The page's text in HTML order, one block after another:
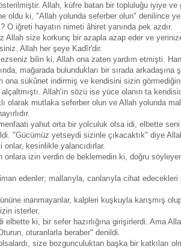
Allah, küfre batan bir topluluğu iyiye ve
oldu ki, "Allah yolunda seferber olun" denilince
O iğreti hayatın nimeti âhiret yanında pek azdır.
Allah size korkunç bir azapla azap eder ve
Allah her şeye Kadîr'dir.
bilin ki, Allah ona zaten yardım etmişti.
mağarada bulundukları bir sırada
ona sükûnet indirmiş ve kendisini sizin
Allah'ın sözü ise yüce olanın ta
olarak mutlaka seferber olun ve Allah yolunda
yahut orta bir yolculuk olsa idi, elbette
"Gücümüz yetseydi sizinle çıkacaktık" diye
kesinlikle yalancıdırlar.
onlara izin verdin de beklemedin ki, doğru
edenler; mallarıyla, canlarıyla cihat
inanmayanlar, kalpleri kuşkuyla karışmış
isterler.
elbette ki, bir sefer hazırlığına girişirlerdi. Ama
oturanlarla beraber" denildi.
size bozgunculuktan başka bir katkıları